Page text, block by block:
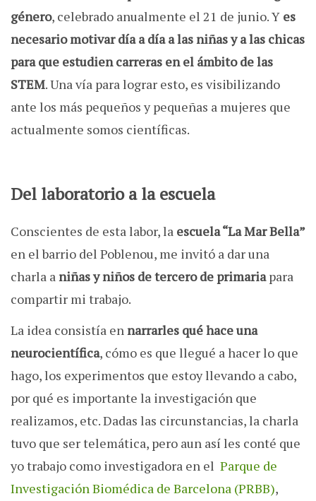
género, celebrado anualmente el 21 de junio. Y es
necesario motivar día a día a las niñas y a las chicas
para que estudien carreras en el ámbito de las
STEM. Una vía para lograr esto, es visibilizando
ante los más pequeños y pequeñas a mujeres que
actualmente somos científicas.
Del laboratorio a la escuela
Conscientes de esta labor, la escuela “La Mar Bella”
en el barrio del Poblenou, me invitó a dar una
charla a niñas y niños de tercero de primariapara
compartir mi trabajo.
La idea consistía en narrarles qué hace una
neurocientífica, cómo es que llegué a hacer lo que
hago, los experimentos que estoy llevando a cabo,
por qué es importante la investigación que
realizamos, etc. Dadas las circunstancias, la charla
tuvo que ser telemática, pero aun así les conté que
yo trabajo como investigadora en el Parque de
Investigación Biomédica de Barcelona (PRBB),